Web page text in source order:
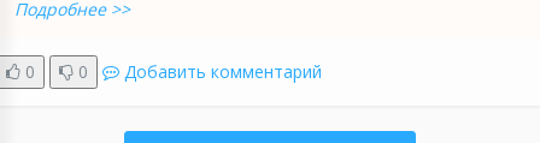
Подробнее >>
0 0 Добавить комментарий